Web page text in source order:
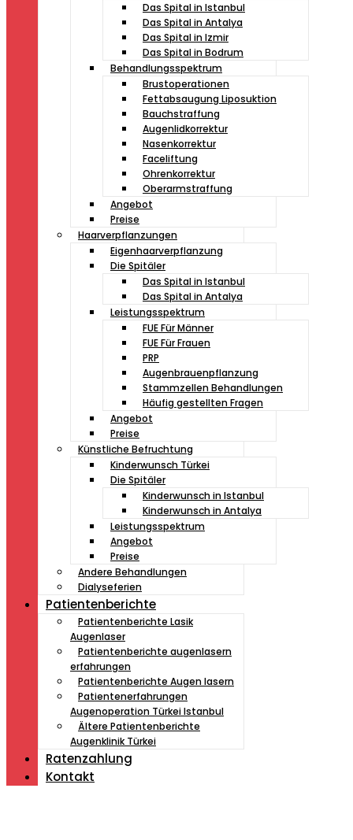
Das Spital in Istanbul
Das Spital in Antalya
Das Spital in Izmir
Das Spital in Bodrum
Behandlungsspektrum
Brustoperationen
Fettabsaugung Liposuktion
Bauchstraffung
Augenlidkorrektur
Nasenkorrektur
Faceliftung
Ohrenkorrektur
Oberarmstraffung
Angebot
Preise
Haarverpflanzungen
Eigenhaarverpflanzung
Die Spitäler
Das Spital in Istanbul
Das Spital in Antalya
Leistungsspektrum
FUE Für Männer
FUE Für Frauen
PRP
Augenbrauenpflanzung
Stammzellen Behandlungen
Häufig gestellten Fragen
Angebot
Preise
Künstliche Befruchtung
Kinderwunsch Türkei
Die Spitäler
Kinderwunsch in Istanbul
Kinderwunsch in Antalya
Leistungsspektrum
Angebot
Preise
Andere Behandlungen
Dialyseferien
Patientenberichte
Patientenberichte Lasik
Augenlaser
Patientenberichte augenlasern
erfahrungen
Patientenberichte Augen lasern
Patientenerfahrungen
Augenoperation Türkei Istanbul
Ältere Patientenberichte
Augenklinik Türkei
Ratenzahlung
Kontakt